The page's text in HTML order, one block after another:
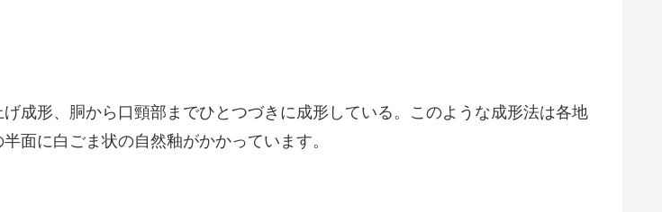
成形、胴から口頸部までひとつづきに成形している。このような成形法は各地
面に白ごま状の自然釉がかかっています。